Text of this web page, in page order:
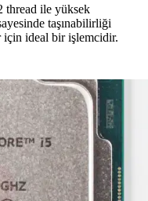
thread ile yüksek
taşınabilirliği
için ideal bir işlemcidir.